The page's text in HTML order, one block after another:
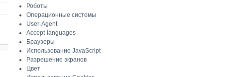
Роботы
Операционные системы
User-Agent
Accept-languages
Браузеры
Использование JavaScript
Разрешение экранов
Цвет